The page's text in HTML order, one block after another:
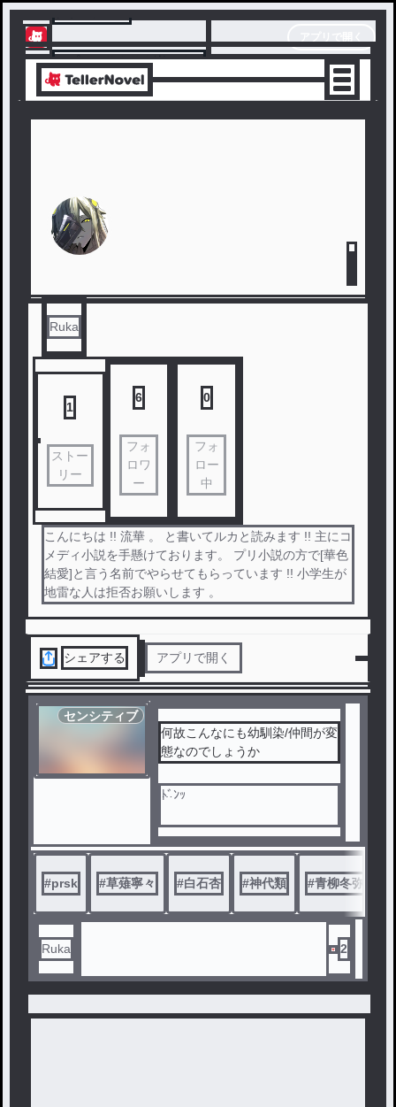
テラーノベル
アプリでサクサク楽しめる
Ruka
1
ストー
リー
6
フォ
ロワ
ー
0
フォ
ロー
中
こんにちは !! 流華 。 と書いてルカと読みます !! 主にコ
メディ小説を手懸けております。 プリ小説の方で[華色
結愛]と言う名前でやらせてもらっています !! 小学生が
地雷な人は拒否お願いします 。
シェアする アプリで開く
センシティブ
何故こんなにも幼馴染/仲間が変
態なのでしょうか
ﾄﾞﾝｯ
類「ひぁっ///」
#prsk #草薙寧々 #白石杏 #神代類 #青柳冬弥
Ruka 2